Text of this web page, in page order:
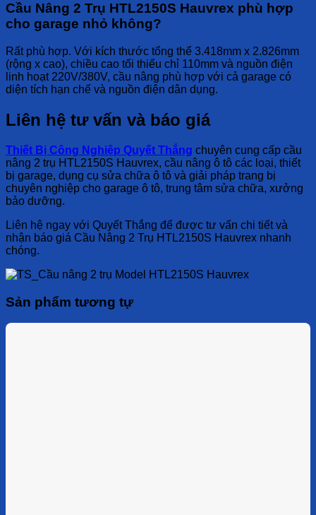
Cầu Nâng 2 Trụ HTL2150S Hauvrex phù hợp
cho garage nhỏ không?
Rất phù hợp. Với kích thước tổng thể 3.418mm x 2.826mm
(rộng x cao), chiều cao tối thiểu chỉ 110mm và nguồn điện
linh hoạt 220V/380V, cầu nâng phù hợp với cả garage có
diện tích hạn chế và nguồn điện dân dụng.
Liên hệ tư vấn và báo giá
Thiết Bị Công Nghiệp Quyết Thắng chuyên cung cấp cầu
nâng 2 trụ HTL2150S Hauvrex, cầu nâng ô tô các loại, thiết
bị garage, dụng cụ sửa chữa ô tô và giải pháp trang bị
chuyên nghiệp cho garage ô tô, trung tâm sửa chữa, xưởng
bảo dưỡng.
Liên hệ ngay với Quyết Thắng để được tư vấn chi tiết và
nhận báo giá Cầu Nâng 2 Trụ HTL2150S Hauvrex nhanh
chóng.
Sản phẩm tương tự